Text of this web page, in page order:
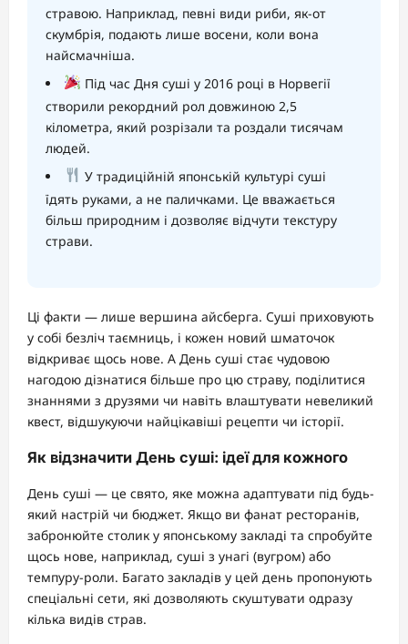
стравою. Наприклад, певні види риби, як-от
скумбрія, подають лише восени, коли вона
найсмачніша.
Під час Дня суші у 2016 році в Норвегії
створили рекордний рол довжиною 2,5
кілометра, який розрізали та роздали тисячам
людей.
У традиційній японській культурі суші
їдять руками, а не паличками. Це вважається
більш природним і дозволяє відчути текстуру
страви.
Ці факти — лише вершина айсберга. Суші приховують
у собі безліч таємниць, і кожен новий шматочок
відкриває щось нове. А День суші стає чудовою
нагодою дізнатися більше про цю страву, поділитися
знаннями з друзями чи навіть влаштувати невеликий
квест, відшукуючи найцікавіші рецепти чи історії.
Як відзначити День суші: ідеї для кожного
День суші — це свято, яке можна адаптувати під будь-
який настрій чи бюджет. Якщо ви фанат ресторанів,
забронюйте столик у японському закладі та спробуйте
щось нове, наприклад, суші з унагі (вугром) або
темпуру-роли. Багато закладів у цей день пропонують
спеціальні сети, які дозволяють скуштувати одразу
кілька видів страв.